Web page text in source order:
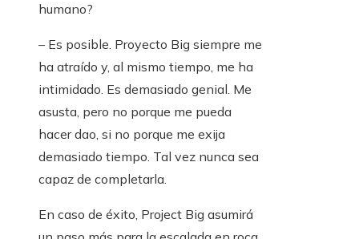
humano?
– Es posible. Proyecto Big siempre me
ha atraído y, al mismo tiempo, me ha
intimidado. Es demasiado genial. Me
asusta, pero no porque me pueda
hacer dao, si no porque me exija
demasiado tiempo. Tal vez nunca sea
capaz de completarla.
En caso de éxito, Project Big asumirá